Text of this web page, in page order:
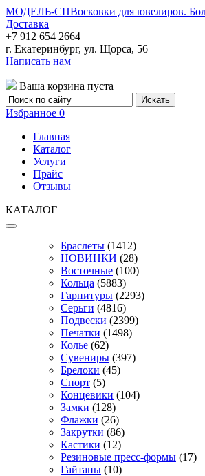
МОДЕЛЬ-СПВосковки для ювелиров.
Доставка
+7 912 654 2664
г. Екатеринбург, ул. Щорса, 56
Написать нам
Ваша корзина пуста
Избранное 0
Главная
Каталог
Услуги
Прайс
Отзывы
КАТАЛОГ
Браслеты (1412)
НОВИНКИ (28)
Восточные (100)
Кольца (5883)
Гарнитуры (2293)
Серьги (4816)
Подвески (2399)
Печатки (1498)
Колье (62)
Сувениры (397)
Брелоки (45)
Спорт (5)
Концевики (104)
Замки (128)
Флажки (26)
Закрутки (86)
Кастики (12)
Резиновые пресс-формы (17)
Гайтаны (10)